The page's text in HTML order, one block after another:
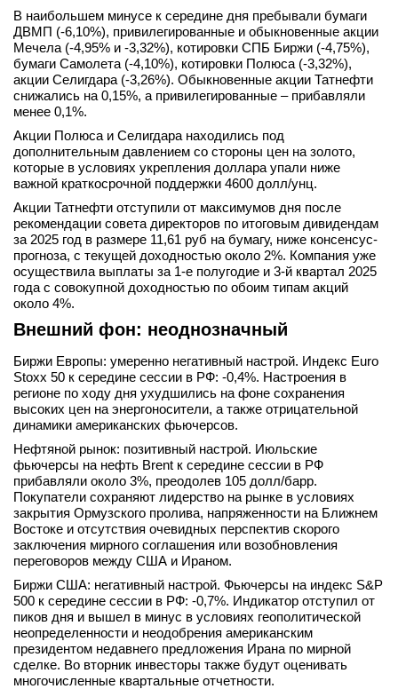
В наибольшем минусе к середине дня пребывали бумаги
ДВМП (-6,10%), привилегированные и обыкновенные акции
Мечела (-4,95% и -3,32%), котировки СПБ Биржи (-4,75%),
бумаги Самолета (-4,10%), котировки Полюса (-3,32%),
акции Селигдара (-3,26%). Обыкновенные акции Татнефти
снижались на 0,15%, а привилегированные – прибавляли
менее 0,1%.
Акции Полюса и Селигдара находились под
дополнительным давлением со стороны цен на золото,
которые в условиях укрепления доллара упали ниже
важной краткосрочной поддержки 4600 долл/унц.
Акции Татнефти отступили от максимумов дня после
рекомендации совета директоров по итоговым дивидендам
за 2025 год в размере 11,61 руб на бумагу, ниже консенсус-
прогноза, с текущей доходностью около 2%. Компания уже
осуществила выплаты за 1-е полугодие и 3-й квартал 2025
года с совокупной доходностью по обоим типам акций
около 4%.
Внешний фон: неоднозначный
Биржи Европы: умеренно негативный настрой. Индекс Euro
Stoxx 50 к середине сессии в РФ: -0,4%. Настроения в
регионе по ходу дня ухудшились на фоне сохранения
высоких цен на энергоносители, а также отрицательной
динамики американских фьючерсов.
Нефтяной рынок: позитивный настрой. Июльские
фьючерсы на нефть Brent к середине сессии в РФ
прибавляли около 3%, преодолев 105 долл/барр.
Покупатели сохраняют лидерство на рынке в условиях
закрытия Ормузского пролива, напряженности на Ближнем
Востоке и отсутствия очевидных перспектив скорого
заключения мирного соглашения или возобновления
переговоров между США и Ираном.
Биржи США: негативный настрой. Фьючерсы на индекс S&P
500 к середине сессии в РФ: -0,7%. Индикатор отступил от
пиков дня и вышел в минус в условиях геополитической
неопределенности и неодобрения американским
президентом недавнего предложения Ирана по мирной
сделке. Во вторник инвесторы также будут оценивать
многочисленные квартальные отчетности.